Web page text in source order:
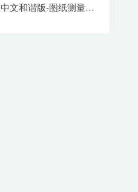
中文和谐版-图纸测量标